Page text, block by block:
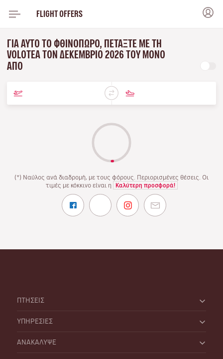
FLIGHT OFFERS
ΓΙΑ ΑΥΤΌ ΤΟ ΦΘΙΝΌΠΩΡΟ, ΠΕΤΆΞΤΕ ΜΕ ΤΗ
VOLOTEA ΤΟΝ ΔΕΚΈΜΒΡΙΟ 2026 ΤΟΥ ΜΌΝΟ
ΑΠΌ
(*) Ναύλος ανά διαδρομή, με τους φόρους. Περιορισμένες θέσεις. Οι
τιμές με κόκκινο είναι η
Καλύτερη προσφορά!
ΠΤΗΣΕΙΣ
ΥΠΗΡΕΣΙΕΣ
ΑΝΑΚΑΛΥΨΕ